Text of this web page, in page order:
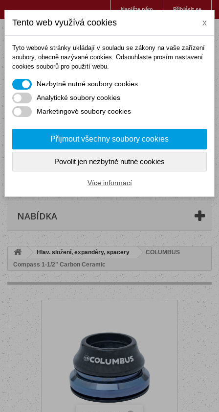
Přihlásit se
Napište nám
(prázdný)
NABÍDKA
Hlav. složení, expandéry, spacery
COLUMBUS
Compass 1-1/2" Carbon Ceramic
Tento web využívá cookies x
Tyto webové stránky ukládají v souladu se zákony na vaše zařízení
soubory, obecně nazývané cookies. Odsouhlaste prosím nastavení
cookies souborů pro použití webu.
Nezbytně nutné soubory cookies
Analytické soubory cookies
Marketingové soubory cookies
Přijmout všechny soubory cookies
Povolit jen nezbytně nutné cookies
Více informací